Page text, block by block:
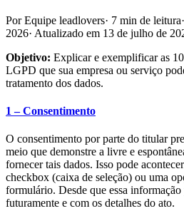
Por Equipe leadlovers· 7 min de leitura·
2026· Atualizado em 13 de julho de
Objetivo: Explicar e exemplificar as
LGPD que sua empresa ou serviço
tratamento dos dados.
1 – Consentimento
O consentimento por parte do titular
meio que demonstre a livre e
fornecer tais dados. Isso pode
checkbox (caixa de seleção) ou uma
formulário. Desde que essa informação
futuramente e com os detalhes do ato.